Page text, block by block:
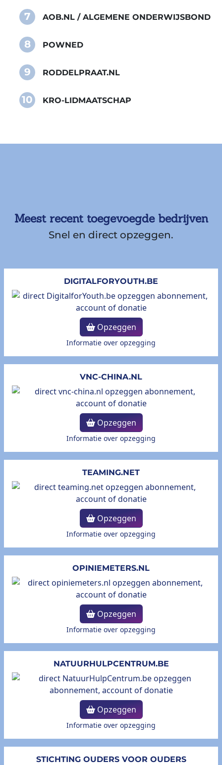
7 AOB.NL / ALGEMENE ONDERWIJSBOND
8 POWNED
9 RODDELPRAAT.NL
10 KRO-LIDMAATSCHAP
Meest recent toegevoegde bedrijven
Snel en direct opzeggen.
DIGITALFORYOUTH.BE
Opzeggen
Informatie over opzegging
VNC-CHINA.NL
Opzeggen
Informatie over opzegging
TEAMING.NET
Opzeggen
Informatie over opzegging
OPINIEMETERS.NL
Opzeggen
Informatie over opzegging
NATUURHULPCENTRUM.BE
Opzeggen
Informatie over opzegging
STICHTING OUDERS VOOR OUDERS